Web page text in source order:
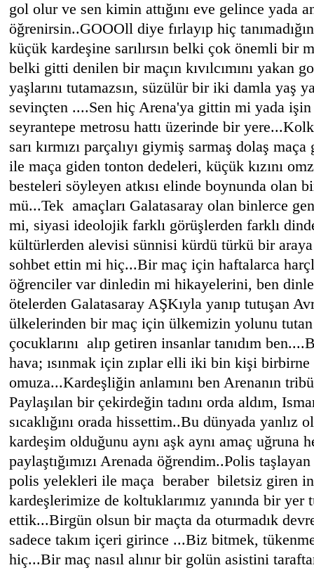
gol olur ve sen kimin attığını eve gelince yada
öğrenirsin..GOOOll diye fırlayıp hiç
küçük kardeşine sarılırsın belki çok önemli bir
belki gitti denilen bir maçın kıvılcımını yakan
yaşlarını tutamazsın, süzülür bir iki damla yaş
sevinçten ....Sen hiç Arena'ya gittin mi yada
seyrantepe metrosu hattı üzerinde bir yere...
sarı kırmızı parçalıyı giymiş sarmaş dolaş
ile maça giden tonton dedeleri, küçük kızını
besteleri söyleyen atkısı elinde boynunda olan
mü...Tek amaçları Galatasaray olan binlerce
mi, siyasi ideolojik farklı görüşlerden farklı
kültürlerden alevisi sünnisi kürdü türkü bir
sohbet ettin mi hiç...Bir maç için haftalarca
öğrenciler var dinledin mi hikayelerini, ben
ötelerden Galatasaray AŞKıyla yanıp tutuşan
ülkelerinden bir maç için ülkemizin yolunu
çocuklarını alıp getiren insanlar tanıdım ben....
hava; ısınmak için zıplar elli iki bin kişi birbirne
omuza...Kardeşliğin anlamını ben Arenanın
Paylaşılan bir çekirdeğin tadını orda aldım,
sıcaklığını orada hissettim..Bu dünyada yanlız
kardeşim olduğunu aynı aşk aynı amaç uğruna
paylaştığımızı Arenada öğrendim..Polis
polis yelekleri ile maça beraber biletsiz giren
kardeşlerimize de koltuklarımız yanında bir yer
ettik...Birgün olsun bir maçta da oturmadık
sadece takım içeri girince ...Biz bitmek,
hiç...Bir maç nasıl alınır bir golün asistini